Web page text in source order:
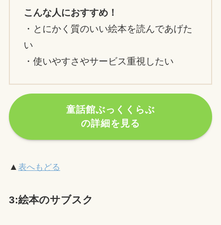
こんな人におすすめ！
・とにかく質のいい絵本を読んであげた
い
・使いやすさやサービス重視したい
童話館ぶっくくらぶ
の詳細を見る
▲ 表へもどる
3:絵本のサブスク